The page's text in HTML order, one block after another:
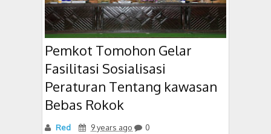
Pemkot Tomohon Gelar
Fasilitasi Sosialisasi
Peraturan Tentang kawasan
Bebas Rokok
Red 9 years ago 0